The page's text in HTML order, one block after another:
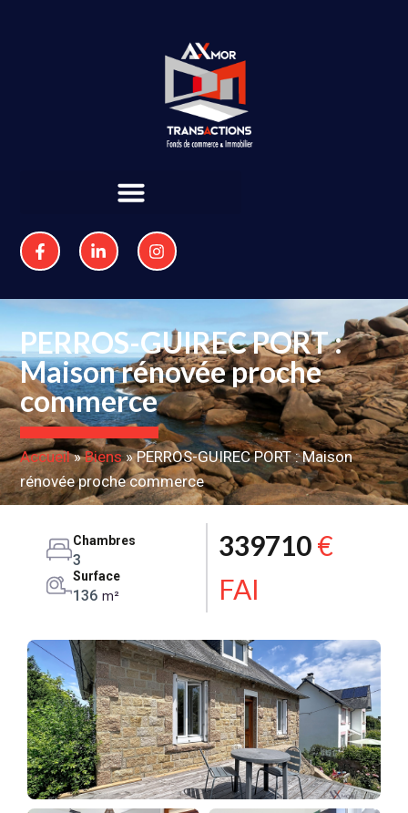
PERROS-GUIREC PORT :
Maison rénovée proche
commerce
Accueil»Biens»PERROS-GUIREC PORT : Maison
rénovée proche commerce
Chambres
3
Surface
136 m²
339710€
FAI